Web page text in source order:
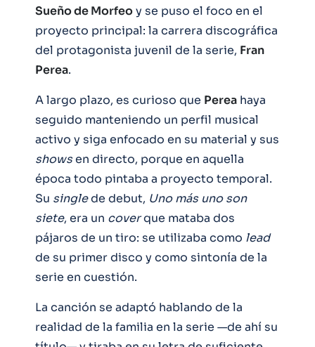
Sueño de Morfeoy se puso el foco en el
proyecto principal: la carrera discográfica
del protagonista juvenil de la serie, Fran
Perea.
A largo plazo, es curioso que Perea haya
seguido manteniendo un perfil musical
activo y siga enfocado en su material y sus
showsen directo, porque en aquella
época todo pintaba a proyecto temporal.
Su singlede debut, Uno más uno son
siete, era un coverque mataba dos
pájaros de un tiro: se utilizaba como lead
de su primer disco y como sintonía de la
serie en cuestión.
La canción se adaptó hablando de la
realidad de la familia en la serie —de ahí su